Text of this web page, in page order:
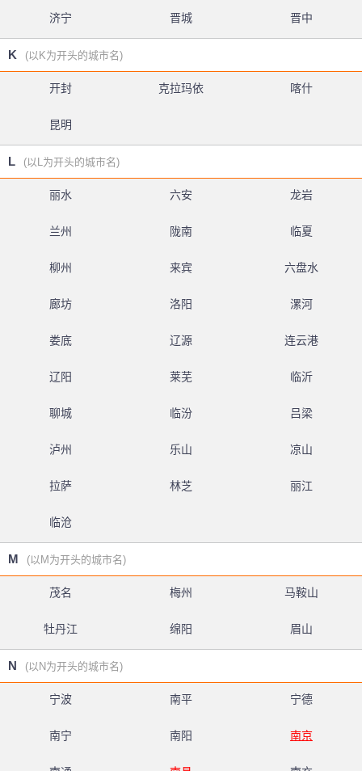
济宁 晋城 晋中
K (以K为开头的城市名)
开封 克拉玛依 喀什
昆明
L (以L为开头的城市名)
丽水 六安 龙岩
兰州 陇南 临夏
柳州 来宾 六盘水
廊坊 洛阳 漯河
娄底 辽源 连云港
辽阳 莱芜 临沂
聊城 临汾 吕梁
泸州 乐山 凉山
拉萨 林芝 丽江
临沧
M (以M为开头的城市名)
茂名 梅州 马鞍山
牡丹江 绵阳 眉山
N (以N为开头的城市名)
宁波 南平 宁德
南宁 南阳 南京